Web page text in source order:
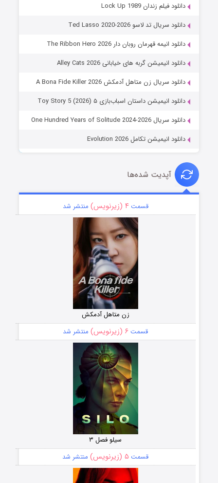
دانلود فیلم زندان Lock Up 1989
دانلود سریال تد لاسو Ted Lasso 2020-2026
دانلود انیمه قهرمان روبان دار The Ribbon Hero 2026
دانلود انیمیشن گربه های خیابانی Alley Cats 2026
دانلود سریال زن متاهل آدمکش A Bona Fide Killer 2026
دانلود انیمیشن داستان اسباب‌بازی ۵ Toy Story 5 (2026)
دانلود سریال One Hundred Years of Solitude 2024-2026
دانلود انیمیشن تکامل Evolution 2026
آپدیت شده‌ها
قسمت۴ (زیرنویس) منتشر شد
زن متاهل آدمکش
قسمت ۶ (زیرنویس) منتشر شد
سیلو فصل ۳
قسمت ۵ (زیرنویس) منتشر شد